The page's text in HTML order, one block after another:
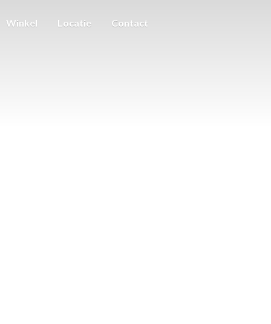
Winkel Locatie Contact